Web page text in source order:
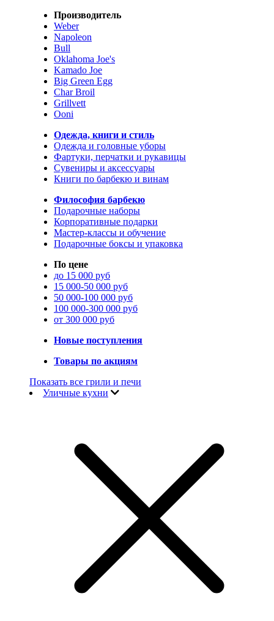
Производитель
Weber
Napoleon
Bull
Oklahoma Joe's
Kamado Joe
Big Green Egg
Char Broil
Grillvett
Ooni
Одежда, книги и стиль
Одежда и головные уборы
Фартуки, перчатки и рукавицы
Сувениры и аксессуары
Книги по барбекю и винам
Философия барбекю
Подарочные наборы
Корпоративные подарки
Мастер-классы и обучение
Подарочные боксы и упаковка
По цене
до 15 000 руб
15 000-50 000 руб
50 000-100 000 руб
100 000-300 000 руб
от 300 000 руб
Новые поступления
Товары по акциям
Показать все грили и печи
Уличные кухни